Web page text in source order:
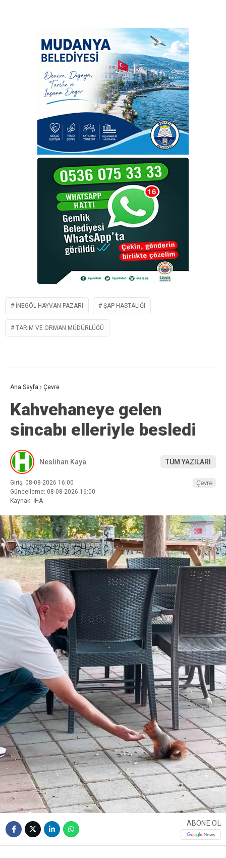
INEGÖL HAYVAN PAZARI ŞAP HASTALIĞI
TARIM VE ORMAN MÜDÜRLÜĞÜ
Ana Sayfa › Çevre
Kahvehaneye gelen
sincabı elleriyle besledi
Neslihan Kaya TÜM YAZILARI
Giriş: 08-08-2026 16:00
Güncelleme: 08-08-2026 16:00
Kaynak: İHA
Çevre
ABONE OL